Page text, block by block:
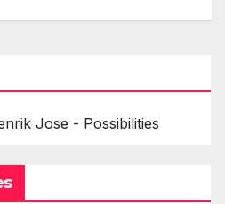
Jose - Possibilities